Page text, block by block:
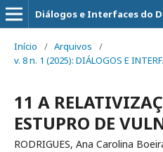
Diálogos e Interfaces do
Início / Arquivos
/
v. 8 n. 1 (2025): DIÁLOGOS E
11 A
ESTUPRO DE
RODRIGUES, Ana Carolina